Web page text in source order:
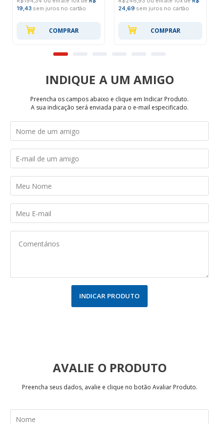
19,43 sem juros no cartão
COMPRAR
24,69 sem juros no cartão
COMPRAR
INDIQUE
Preencha os campos abaixo e clique em Indicar Produto.
A sua indicação será enviada para o e-mail especificado.
INDICAR PRODUTO
AVALIE
Preencha seus dados, avalie e clique no botão Avaliar Produto.